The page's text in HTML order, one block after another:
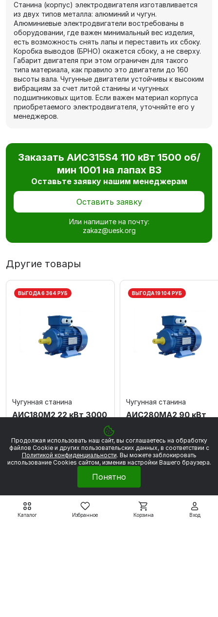
Каталог Избранное Корзина Вход
Станина (корпус) электродвигателя изготавливается
из двух типов металла: алюминий и чугун.
Алюминиевые электродвигатели востребованы в
оборудовании, где важен минимальный вес изделия,
есть возможность снять лапы и переставить их сбоку.
Коробка выводов (БРНО) окажется сбоку, а не сверху.
Габарит двигателя при этом ограничен для такого
типа материала, как правило это двигатели до 160
высоты вала. Чугунные двигатели устойчивы к высоким
вибрациям за счет литой станины и чугунных
подшипниковых щитов. Если важен материал корпуса
приобретаемого электродвигателя, уточняйте его у
менеджеров.
Заказать АИС315S4 110 кВт 1500 об/
мин 1001 на лапах В3
Оставьте заявку нашим менеджерам
Оставить заявку
Или напишите на почту:
zakaz@uesk.org
Другие товары
ВЫГОДА 6 364 РУБ
Чугунная станина
АИС180М2 22 кВт 3000
57 279 ₽
63 643 ₽
Подробнее
ВЫГОДА 19 104 РУБ
Чугунная станина
АИС280МА2 90 кВт
171 938 ₽
191 042 ₽
Подробнее
Электродвигатели
Продолжая использовать наш сайт, вы соглашаетесь на обработку
файлов Сookie и других пользовательских данных, в соответствии с
Политикой конфиденциальности. Вы можете заблокировать
использование Cookies сайтом, изменив настройки Вашего браузера.
Понятно